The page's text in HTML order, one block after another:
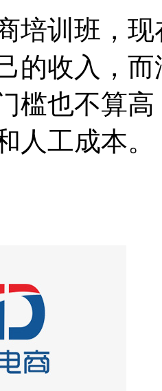
培训班，
的收入，
槛也不算
人工成本。